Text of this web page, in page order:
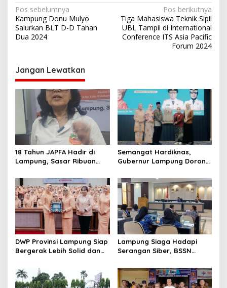
N
a
v
g
a
o
s
Pos sebelumnya
Kampung Donu Mulyo
Salurkan BLT D-D Tahan
Dua 2024
Pos berikutnya
Tiga Mahasiswa Teknik Sipil
UBL Tampil di International
Conference ITS Asia Pacific
Forum 2024
Jangan Lewatkan
18 Tahun JAPFA Hadir di
Lampung, Sasar Ribuan
Sehat
Semangat Hardiknas,
Gubernur Lampung Dorong
Berbahasa Lampung
DWP Provinsi Lampung Siap
Bergerak Lebih Solid dan
Pembangunan Daerah
Lampung Siaga Hadapi
Serangan Siber, BSSN
di Kabupaten/Kota